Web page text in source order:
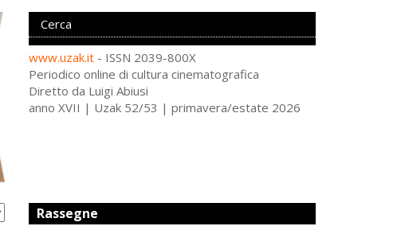
www.uzak.it - ISSN 2039-800X
Periodico online di cultura cinematografica
Diretto da Luigi Abiusi
anno XVII | Uzak 52/53 | primavera/estate 2026
Rassegne